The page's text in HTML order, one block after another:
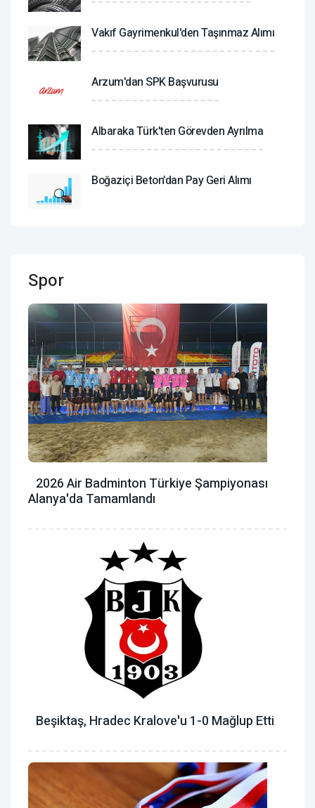
Vakıf Gayrimenkul'den Taşınmaz Alımı
Arzum'dan SPK Başvurusu
Albaraka Türk'ten Görevden Ayrılma
Boğaziçi Beton’dan Pay Geri Alımı
Spor
2026 Air Badminton Türkiye Şampiyonası
Alanya'da Tamamlandı
Beşiktaş, Hradec Kralove'u 1-0 Mağlup Etti